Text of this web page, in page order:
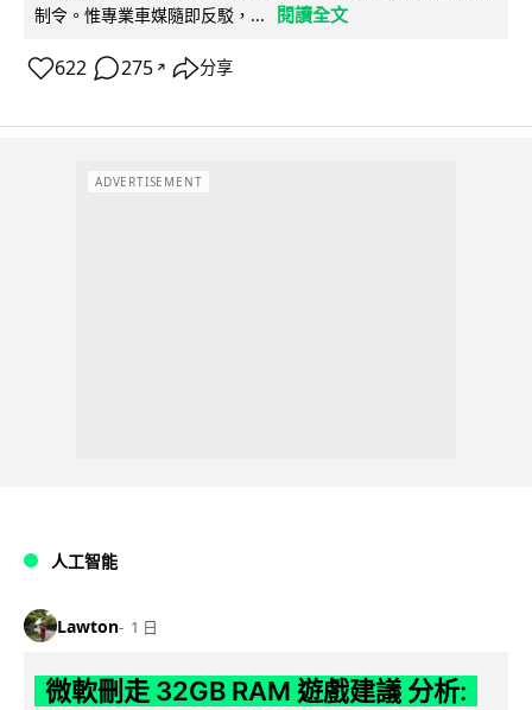
制令。惟專業車媒隨即反駁，...
閱讀全文
622 275 ↗ 分享
ADVERTISEMENT
人工智能
Lawton 1 日
微軟刪走 32GB RAM 遊戲建議 分析: